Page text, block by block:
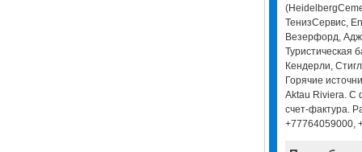
ТенизСервис,
Везерфорд,
Туристическая
Кендерли,
Горячие
Aktau Riviera. С
счет-фактура.
+77764059000,